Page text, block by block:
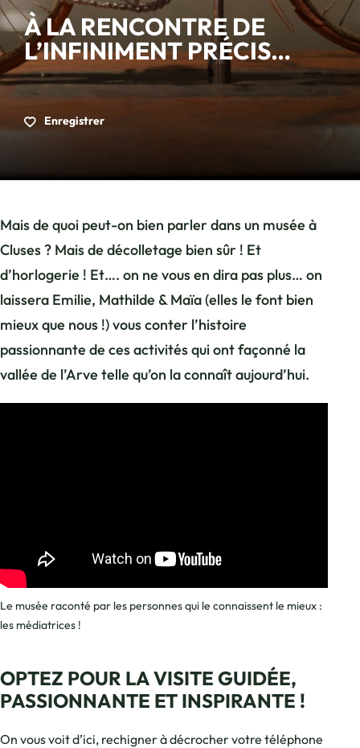
À LA RENCONTRE DE
L’INFINIMENT PRÉCIS…
Enregistrer
Mais de quoi peut-on bien parler dans un musée à
Cluses ? Mais de décolletage bien sûr ! Et
d’horlogerie ! Et…. on ne vous en dira pas plus… on
laissera Emilie, Mathilde & Maïa (elles le font bien
mieux que nous !) vous conter l’histoire
passionnante de ces activités qui ont façonné la
vallée de l’Arve telle qu’on la connaît aujourd’hui.
Le musée raconté par les personnes qui le connaissent le mieux :
les médiatrices !
OPTEZ POUR LA VISITE GUIDÉE,
PASSIONNANTE ET INSPIRANTE !
On vous voit d’ici, rechigner à décrocher votre téléphone